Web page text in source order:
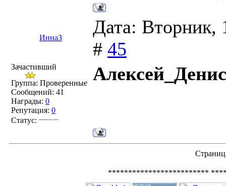
ИннаЗ
Дата: Вторник,
# 45
Зачастивший
Группа: Проверенные
Сообщений: 41
Награды: 0
Репутация: 0
Статус:
*************************